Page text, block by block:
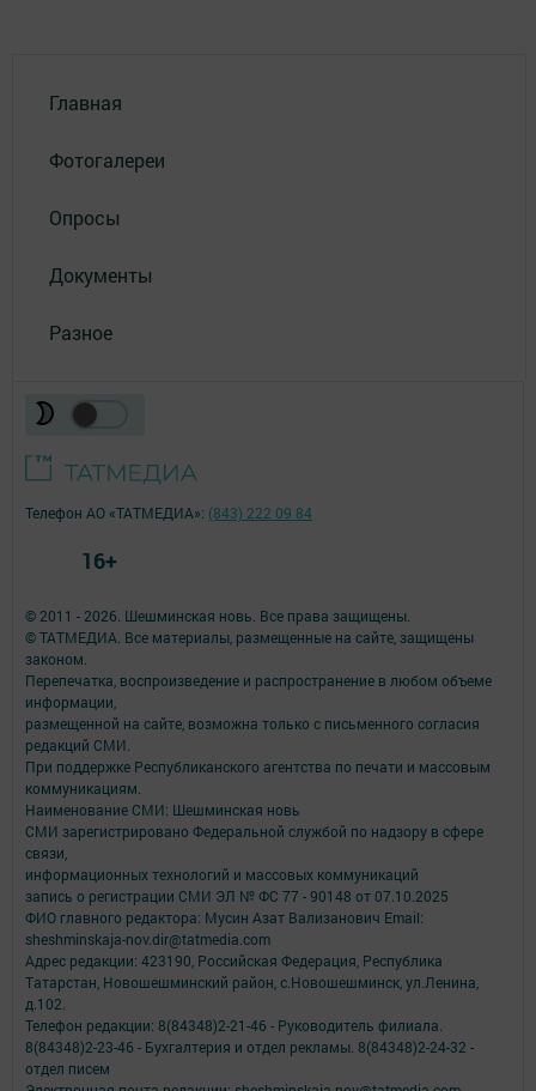
Главная
Фотогалереи
Опросы
Документы
Разное
© 2011 - 2026. Шешминская новь. Все права защищены.
© ТАТМЕДИА. Все материалы, размещенные на сайте, защищены
законом.
Перепечатка, воспроизведение и распространение в любом объеме
информации,
размещенной на сайте, возможна только с письменного согласия
редакций СМИ.
При поддержке Республиканского агентства по печати и массовым
коммуникациям.
Наименование СМИ: Шешминская новь
СМИ зарегистрировано Федеральной службой по надзору в сфере
связи,
информационных технологий и массовых коммуникаций
запись о регистрации СМИ ЭЛ № ФС 77 - 90148 от 07.10.2025
ФИО главного редактора: Мусин Азат Вализанович Email:
sheshminskaja-nov.dir@tatmedia.com
Адрес редакции: 423190, Российская Федерация, Республика
Татарстан, Новошешминский район, с.Новошешминск, ул.Ленина,
д.102.
Телефон редакции: 8(84348)2-21-46 - Руководитель филиала.
8(84348)2-23-46 - Бухгалтерия и отдел рекламы. 8(84348)2-24-32 -
отдел писем
Телефон АО «ТАТМЕДИА»: (843) 222 09 84
16+